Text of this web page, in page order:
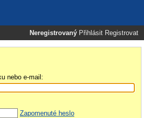
Neregistrovaný Přihlásit Registrovat
nebo e-mail:
Zapomenuté heslo